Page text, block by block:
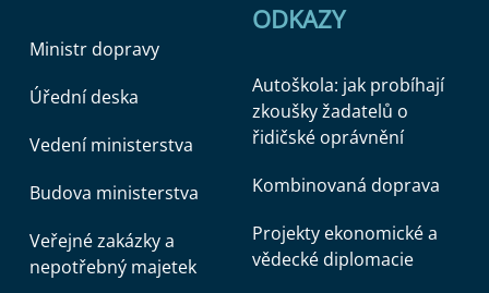
Ministr dopravy
Úřední deska
Vedení ministerstva
Budova ministerstva
Veřejné zakázky a
nepotřebný majetek
ODKAZY
Autoškola: jak probíhají
zkoušky žadatelů o
řidičské oprávnění
Kombinovaná doprava
Projekty ekonomické a
vědecké diplomacie